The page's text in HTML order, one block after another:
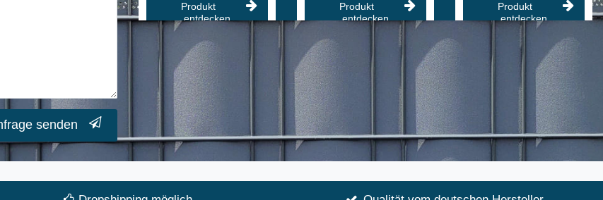
senden
Produkt
entdecken
Produkt
entdecken
Produkt
entdecken